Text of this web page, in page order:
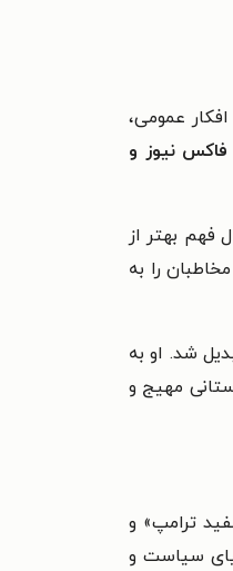
عمومی،
فاکس نیوز و
فهم بهتر از
را به
شد. او به
مهیج و
ترامپ» و
سیاست و